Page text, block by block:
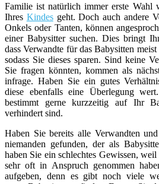
Familie ist natürlich immer erste Wahl
Ihres Kindesgeht. Doch auch andere
Onkels oder Tanten, können
einer Babysitter suchen. Dies bringt
dass Verwandte für das Babysitten
sodass Sie dieses sparen. Sind keine
Sie fragen könnten, kommen als
infrage. Haben Sie ein gutes
diese ebenfalls eine Überlegung
bestimmt gerne kurzzeitig auf Ihr
verhindert sind.
Haben Sie bereits alle Verwandten
niemanden gefunden, der als
haben Sie ein schlechtes Gewissen,
sehr oft in Anspruch genommen
aufgeben, denn es gibt noch viele